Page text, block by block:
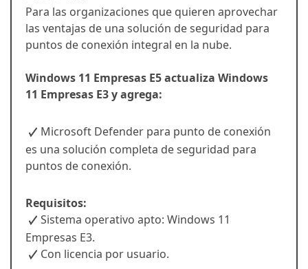
Para las organizaciones que quieren aprovechar
las ventajas de una solución de seguridad para
puntos de conexión integral en la nube.
Windows 11 Empresas E5 actualiza Windows
11 Empresas E3 y agrega:
Microsoft Defender para punto de conexión
es una solución completa de seguridad para
puntos de conexión.
Requisitos:
Sistema operativo apto: Windows 11
Empresas E3.
Con licencia por usuario.